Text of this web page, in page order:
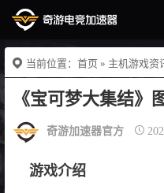
当前位置： 首页 » 主机游戏资
《宝可梦大集结》
奇游加速器官方
游戏介绍